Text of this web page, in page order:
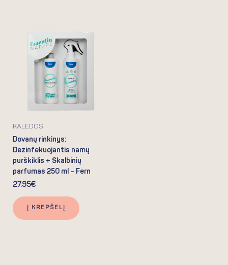
KALĖDOS
Dovanų rinkinys:
Dezinfekuojantis namų
purškiklis + Skalbinių
parfumas 250 ml – Fern
27.95€
Į KREPŠELĮ